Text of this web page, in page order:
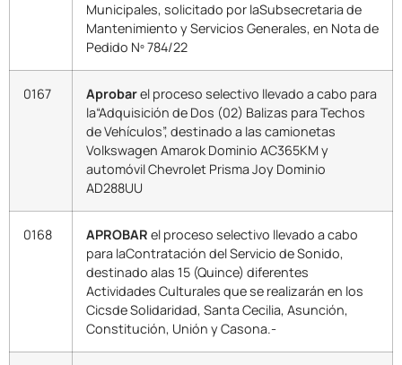
Municipales, solicitado por laSubsecretaria de
Mantenimiento y Servicios Generales, en Nota de
Pedido Nº 784/22
0167 Aprobarel proceso selectivo llevado a cabo para
la“Adquisición de Dos (02) Balizas para Techos
de Vehículos”, destinado a las camionetas
Volkswagen Amarok Dominio AC365KM y
automóvil Chevrolet Prisma Joy Dominio
AD288UU
0168 APROBAR el proceso selectivo llevado a cabo
para laContratación del Servicio de Sonido,
destinado alas 15 (Quince) diferentes
Actividades Culturales que se realizarán en los
Cicsde Solidaridad, Santa Cecilia, Asunción,
Constitución, Unión y Casona.-